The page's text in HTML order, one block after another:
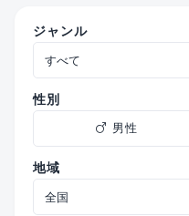
ジャンル
性別
男性
地域